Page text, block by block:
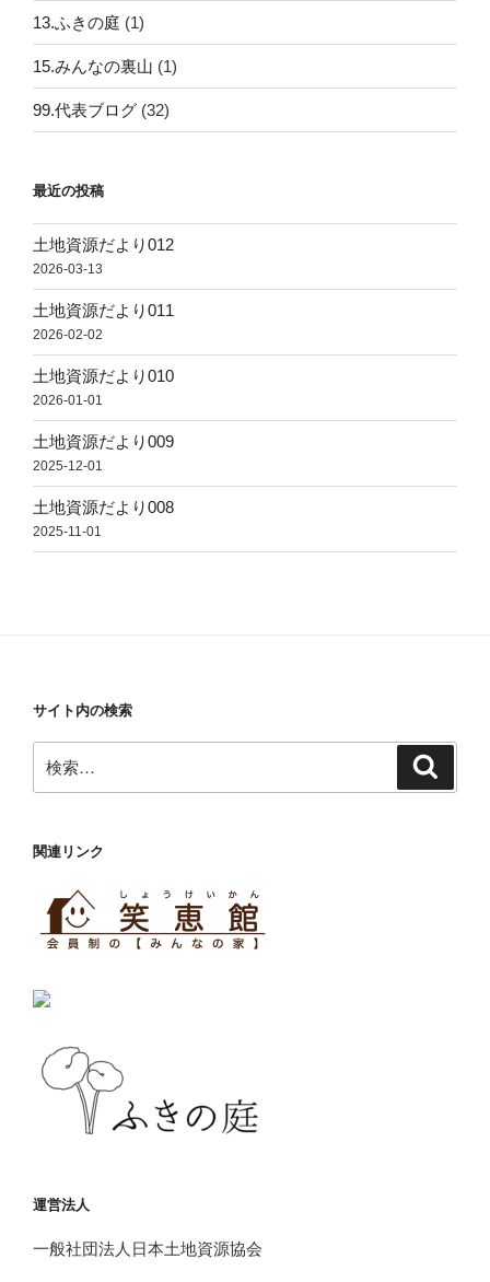
13.ふきの庭 (1)
15.みんなの裏山 (1)
99.代表ブログ (32)
最近の投稿
土地資源だより012
2026-03-13
土地資源だより011
2026-02-02
土地資源だより010
2026-01-01
土地資源だより009
2025-12-01
土地資源だより008
2025-11-01
サイト内の検索
索:
関連リンク
運営法人
一般社団法人日本土地資源協会